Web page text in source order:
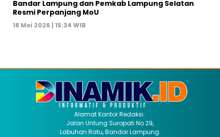
Bandar Lampung dan Pemkab Lampung Selatan
Resmi Perpanjang MoU
18 Mei 2026 | 15:34 WIB
Alamat Kantor Redaksi :
Jalan Untung Suropati No 29,
Labuhan Ratu, Bandar Lampung.